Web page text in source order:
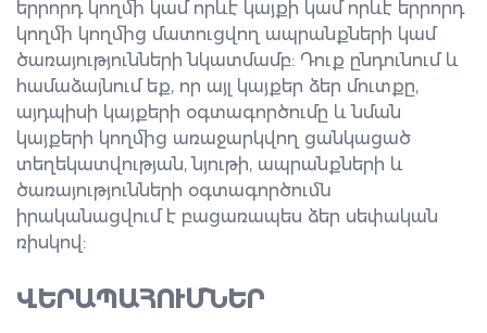
երրորդ կողմի կամ որևէ կայքի կամ որևէ երրորդ
կողմի կողմից մատուցվող ապրանքների կամ
ծառայությունների նկատմամբ: Դուք ընդունում և
համաձայնում եք, որ այլ կայքեր ձեր մուտքը,
այդպիսի կայքերի օգտագործումը և նման
կայքերի կողմից առաջարկվող ցանկացած
տեղեկատվության, նյութի, ապրանքների և
ծառայությունների օգտագործումն
իրականացվում է բացառապես ձեր սեփական
ռիսկով:
ՎԵՐԱՊԱՀՈՒՄՆԵՐ